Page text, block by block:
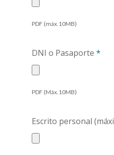
de
aceptados:
pdf.
PDF (máx.10MB)
DNI o Pasaporte *
de
aceptados:
pdf.
PDF (Máx.10MB)
Escrito personal